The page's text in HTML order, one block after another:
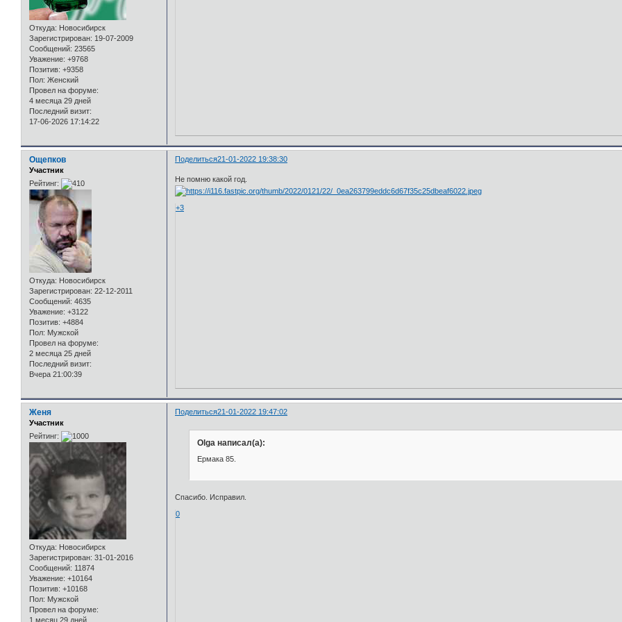
Откуда: Новосибирск
Зарегистрирован: 19-07-2009
Сообщений: 23565
Уважение: +9768
Позитив: +9358
Пол: Женский
Провел на форуме:
4 месяца 29 дней
Последний визит:
17-06-2026 17:14:22
Поделиться21-01-2022 19:38:30
Ощепков
Участник
Рейтинг:
Откуда: Новосибирск
Зарегистрирован: 22-12-2011
Сообщений: 4635
Уважение: +3122
Позитив: +4884
Пол: Мужской
Провел на форуме:
2 месяца 25 дней
Последний визит:
Вчера 21:00:39
Не помню какой год.
+3
Поделиться21-01-2022 19:47:02
Женя
Участник
Рейтинг:
Откуда: Новосибирск
Зарегистрирован: 31-01-2016
Сообщений: 11874
Уважение: +10164
Позитив: +10168
Пол: Мужской
Провел на форуме:
1 месяц 29 дней
Olga написал(а):
Ермака 85.
Спасибо. Исправил.
0